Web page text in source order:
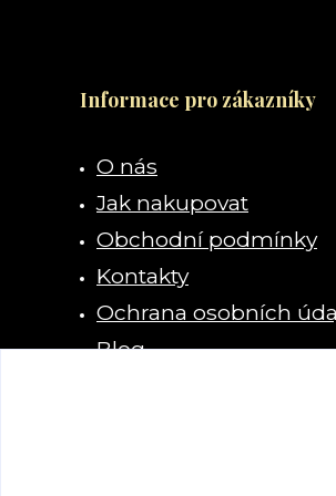
Informace pro zákazníky
O nás
Jak nakupovat
Obchodní podmínky
Kontakty
Ochrana osobních
Blog